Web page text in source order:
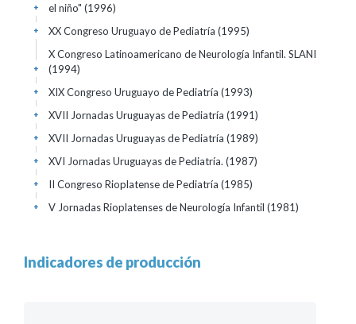
el niño" (1996)
+
XX Congreso Uruguayo de Pediatría (1995)
+
X Congreso Latinoamericano de Neurología Infantil. SLANI
(1994)
+
XIX Congreso Uruguayo de Pediatría (1993)
+
XVII Jornadas Uruguayas de Pediatría (1991)
+
XVII Jornadas Uruguayas de Pediatría (1989)
+
XVI Jornadas Uruguayas de Pediatría. (1987)
+
II Congreso Rioplatense de Pediatría (1985)
+
V Jornadas Rioplatenses de Neurología Infantil (1981)
+
Indicadores de producción